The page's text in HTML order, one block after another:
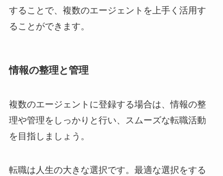
することで、複数のエージェントを上手く活用す
ることができます。
情報の整理と管理
複数のエージェントに登録する場合は、情報の整
理や管理をしっかりと行い、スムーズな転職活動
を目指しましょう。
転職は人生の大きな選択です。最適な選択をする